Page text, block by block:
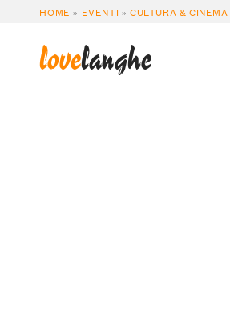
HOME » EVENTI »CULTURA & CINEMA
lovelanghe